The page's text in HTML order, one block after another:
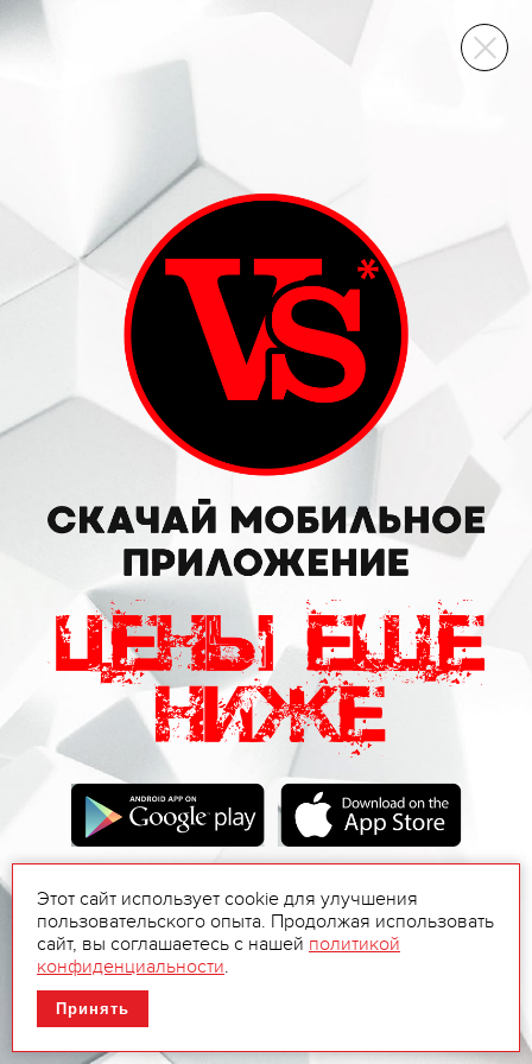
ВИННЫЙ СКЛАД
Этот сайт использует cookie для улучшения
пользовательского опыта. Продолжая использовать
сайт, вы соглашаетесь с нашей политикой
конфиденциальности.
Принять